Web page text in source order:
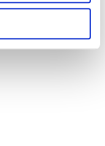
ile ilgili daha